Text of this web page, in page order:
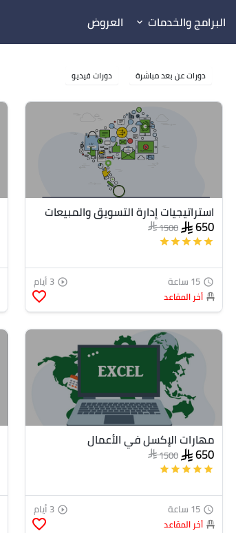
البرامج والخدمات keyboard_arrow_down العروض
دورات عن بعد مباشرة دورات فيديو
استراتيجيات إدارة التسويق والمبيعات
650
1500
star
star
star
star
star
access_time 15 ساعة play_circle_outline 3 أيام
أخر المقاعد favorite_border
مهارات الإكسل في الأعمال
650
1500
star
star
star
star
star
access_time 15 ساعة play_circle_outline 3 أيام
أخر المقاعد favorite_border